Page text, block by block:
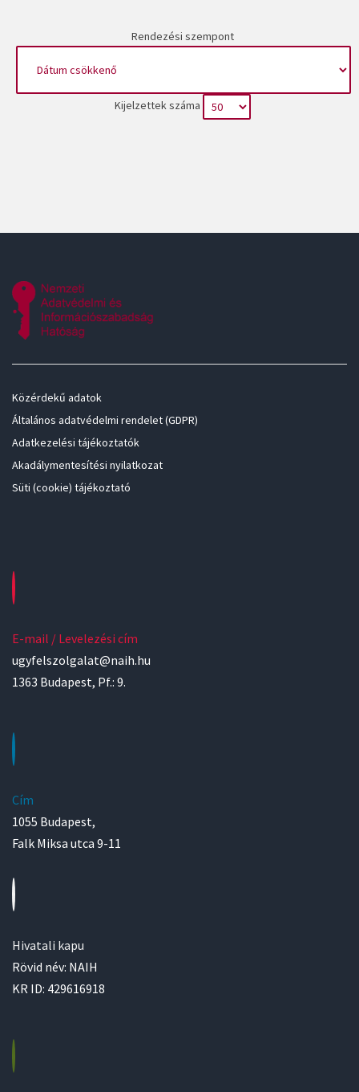
Rendezési szempont
Kijelzettek száma
Közérdekű adatok
Általános adatvédelmi rendelet (GDPR)
Adatkezelési tájékoztatók
Akadálymentesítési nyilatkozat
Süti (cookie) tájékoztató
E-mail / Levelezési cím
ugyfelszolgalat@naih.hu
1363 Budapest, Pf.: 9.
Cím
1055 Budapest,
Falk Miksa utca 9-11
Hivatali kapu
Rövid név: NAIH
KR ID: 429616918